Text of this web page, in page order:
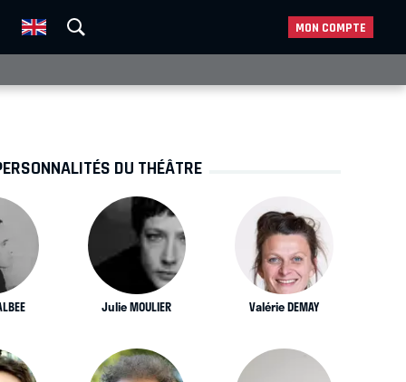
MON COMPTE
DU THÉÂTRE
Julie MOULIER Valérie DEMAY